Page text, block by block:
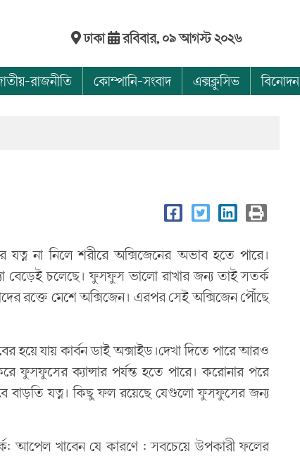
ঢাকা রবিবার, ০৯ আগস্ট ২০২৬
রাজনীতি কোম্পানি-সংবাদ এক্সক্লুসিভ বিনোদন
না নিলে শরীরে অক্সিজেনের অভাব হতে পারে।
বেড়েই চলেছে। ফুসফুস ভালো রাখার জন্য তাই সতর্ক
রক্তে মেশে অক্সিজেন। এরপর সেই অক্সিজেন পৌঁছে
হয়ে যায় কার্বন ডাই অক্সাইড।দেখা দিতে পারে আরও
ফুসফুসের ক্যান্সার পর্যন্ত হতে পারে। করোনার পরে
বাড়তি যত্ন। কিছু ফল রয়েছে যেগুলো ফুসফুসের জন্য
আপেল খাবেন যে কারণে : সবচেয়ে উপকারী ফলের